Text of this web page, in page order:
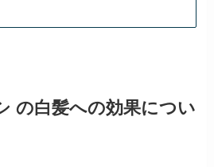
の白髪への効果につい